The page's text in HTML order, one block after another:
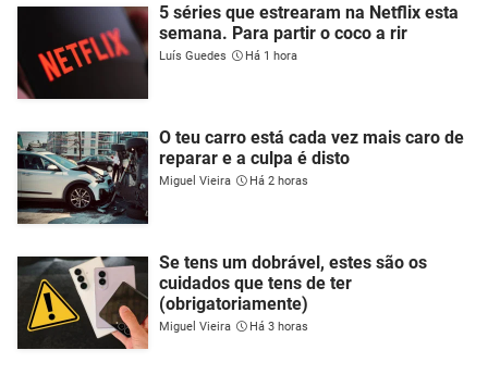
5 séries que estrearam na Netflix esta
semana. Para partir o coco a rir
Luís Guedes Há 1 hora
O teu carro está cada vez mais caro de
reparar e a culpa é disto
Miguel Vieira Há 2 horas
Se tens um dobrável, estes são os
cuidados que tens de ter
(obrigatoriamente)
Miguel Vieira Há 3 horas